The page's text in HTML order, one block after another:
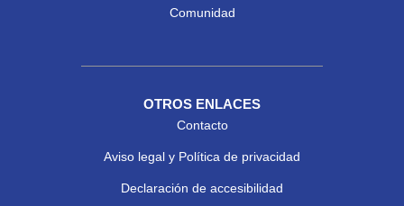
Comunidad
OTROS ENLACES
Contacto
Aviso legal y Política de privacidad
Declaración de accesibilidad